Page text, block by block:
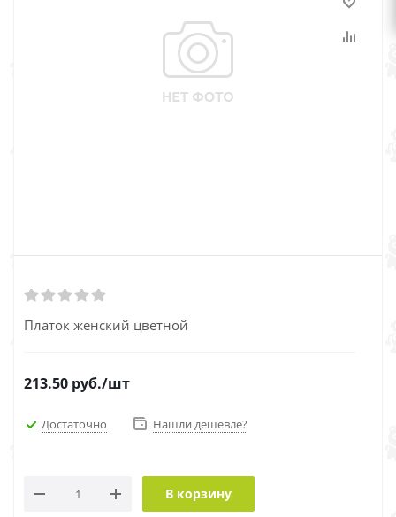
Платок женский цветной
213.50 руб./шт
Достаточно Нашли дешевле?
В корзину